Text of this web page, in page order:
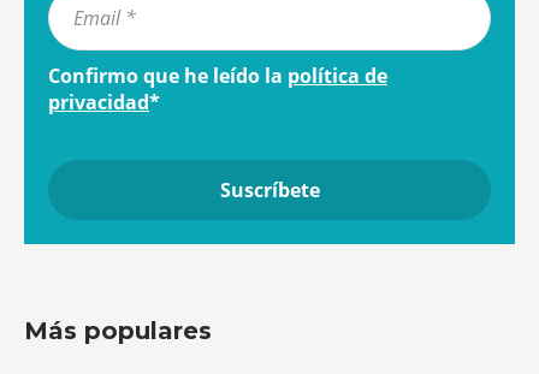
Confirmo que he leído la política de
privacidad*
Más populares